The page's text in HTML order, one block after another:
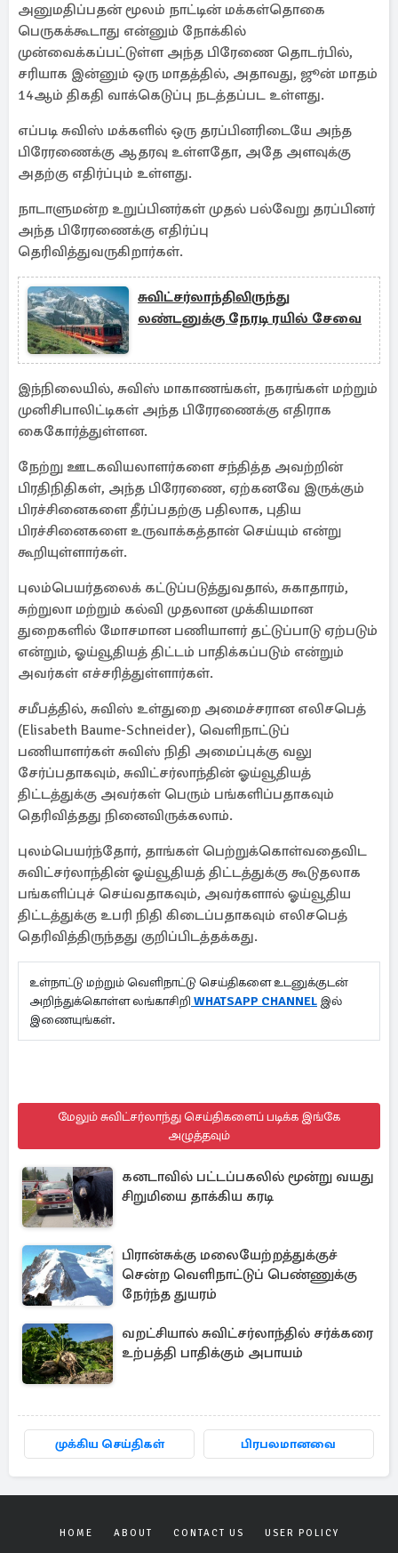
அனுமதிப்பதன் மூலம் நாட்டின் மக்கள்தொகை
பெருகக்கூடாது என்னும் நோக்கில்
முன்வைக்கப்பட்டுள்ள அந்த பிரேணை தொடர்பில்,
சரியாக இன்னும் ஒரு மாதத்தில், அதாவது, ஜூன் மாதம்
14ஆம் திகதி வாக்கெடுப்பு நடத்தப்பட உள்ளது.
எப்படி சுவிஸ் மக்களில் ஒரு தரப்பினரிடையே அந்த
பிரேரணைக்கு ஆதரவு உள்ளதோ, அதே அளவுக்கு
அதற்கு எதிர்ப்பும் உள்ளது.
நாடாளுமன்ற உறுப்பினர்கள் முதல் பல்வேறு தரப்பினர்
அந்த பிரேரணைக்கு எதிர்ப்பு
தெரிவித்துவருகிறார்கள்.
சுவிட்சர்லாந்திலிருந்து
லண்டனுக்கு நேரடி ரயில் சேவை
இந்நிலையில், சுவிஸ் மாகாணங்கள், நகரங்கள் மற்றும்
முனிசிபாலிட்டிகள் அந்த பிரேரணைக்கு எதிராக
கைகோர்த்துள்ளன.
நேற்று ஊடகவியலாளர்களை சந்தித்த அவற்றின்
பிரதிநிதிகள், அந்த பிரேரணை, ஏற்கனவே இருக்கும்
பிரச்சினைகளை தீர்ப்பதற்கு பதிலாக, புதிய
பிரச்சினைகளை உருவாக்கத்தான் செய்யும் என்று
கூறியுள்ளார்கள்.
புலம்பெயர்தலைக் கட்டுப்படுத்துவதால், சுகாதாரம்,
சுற்றுலா மற்றும் கல்வி முதலான முக்கியமான
துறைகளில் மோசமான பணியாளர் தட்டுப்பாடு ஏற்படும்
என்றும், ஓய்வூதியத் திட்டம் பாதிக்கப்படும் என்றும்
அவர்கள் எச்சரித்துள்ளார்கள்.
சமீபத்தில், சுவிஸ் உள்துறை அமைச்சரான எலிசபெத்
(Elisabeth Baume-Schneider), வெளிநாட்டுப்
பணியாளர்கள் சுவிஸ் நிதி அமைப்புக்கு வலு
சேர்ப்பதாகவும், சுவிட்சர்லாந்தின் ஓய்வூதியத்
திட்டத்துக்கு அவர்கள் பெரும் பங்களிப்பதாகவும்
தெரிவித்தது நினைவிருக்கலாம்.
புலம்பெயர்ந்தோர், தாங்கள் பெற்றுக்கொள்வதைவிட
சுவிட்சர்லாந்தின் ஓய்வூதியத் திட்டத்துக்கு கூடுதலாக
பங்களிப்புச் செய்வதாகவும், அவர்களால் ஓய்வூதிய
திட்டத்துக்கு உபரி நிதி கிடைப்பதாகவும் எலிசபெத்
தெரிவித்திருந்தது குறிப்பிடத்தக்கது.
உள்நாட்டு மற்றும் வெளிநாட்டு செய்திகளை உடனுக்குடன்
அறிந்துக்கொள்ள லங்காசிறி WHATSAPP CHANNEL இல்
இணையுங்கள்.
மேலும் சுவிட்சர்லாந்து செய்திகளைப் படிக்க இங்கே
அழுத்தவும்
கனடாவில் பட்டப்பகலில் மூன்று வயது
சிறுமியை தாக்கிய கரடி
பிரான்சுக்கு மலையேற்றத்துக்குச்
சென்ற வெளிநாட்டுப் பெண்ணுக்கு
நேர்ந்த துயரம்
வறட்சியால் சுவிட்சர்லாந்தில் சர்க்கரை
உற்பத்தி பாதிக்கும் அபாயம்
முக்கிய செய்திகள் பிரபலமானவை
HOME ABOUT CONTACT US USER POLICY